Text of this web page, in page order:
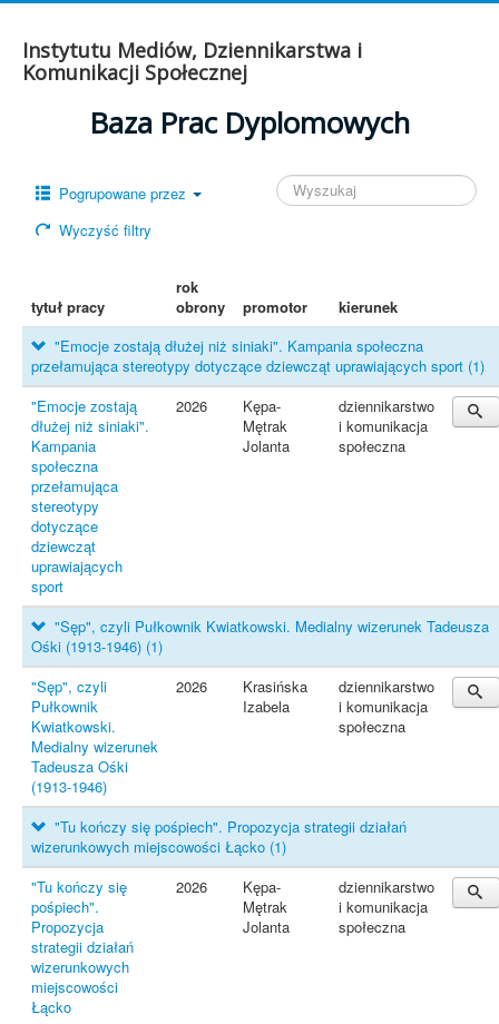
Instytutu Mediów, Dziennikarstwa i
Komunikacji Społecznej
Baza Prac Dyplomowych
Pogrupowane przez
Wyczyść filtry
tytuł pracy
rok
obrony
promotor kierunek
"Emocje zostają dłużej niż siniaki". Kampania społeczna
przełamująca stereotypy dotyczące dziewcząt uprawiających sport (1)
"Emocje zostają
dłużej niż siniaki".
Kampania
społeczna
przełamująca
stereotypy
dotyczące
dziewcząt
uprawiających
sport
2026
Kępa-
Mętrak
Jolanta
dziennikarstwo
i komunikacja
społeczna
"Sęp", czyli Pułkownik Kwiatkowski. Medialny wizerunek Tadeusza
Ośki (1913-1946) (1)
"Sęp", czyli
Pułkownik
Kwiatkowski.
Medialny wizerunek
Tadeusza Ośki
(1913-1946)
2026
Krasińska
Izabela
dziennikarstwo
i komunikacja
społeczna
"Tu kończy się pośpiech". Propozycja strategii działań
wizerunkowych miejscowości Łącko (1)
"Tu kończy się
pośpiech".
Propozycja
strategii działań
wizerunkowych
miejscowości
Łącko
2026
Kępa-
Mętrak
Jolanta
dziennikarstwo
i komunikacja
społeczna